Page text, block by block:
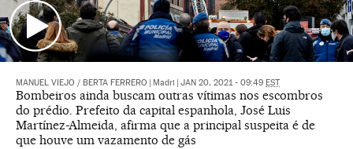
MANUEL VIEJO / BERTA FERRERO Madri JAN 20, 2021 - 09:49 EST
Bombeiros ainda buscam outras vítimas nos escombros
do prédio. Prefeito da capital espanhola, José Luis
Martínez-Almeida, afirma que a principal suspeita é de
que houve um vazamento de gás